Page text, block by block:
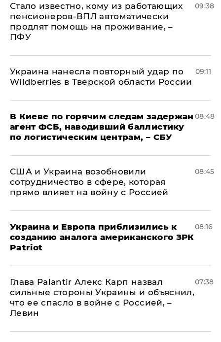
Стало известно, кому из работающих
пенсионеров-ВПЛ автоматически
продлят помощь на проживание, –
ПФУ
09:38
Украина нанесла повторный удар по
Wildberries в Тверской области России
09:11
В Киеве по горячим следам задержан
агент ФСБ, наводивший баллистику
по логистическим центрам, – СБУ
08:48
США и Украина возобновили
сотрудничество в сфере, которая
прямо влияет на войну с Россией
08:45
Украина и Европа приблизились к
созданию аналога американского ЗРК
Patriot
08:16
Глава Palantir Алекс Карп назвал
сильные стороны Украины и объяснил,
что ее спасло в войне с Россией, –
Левин
07:38